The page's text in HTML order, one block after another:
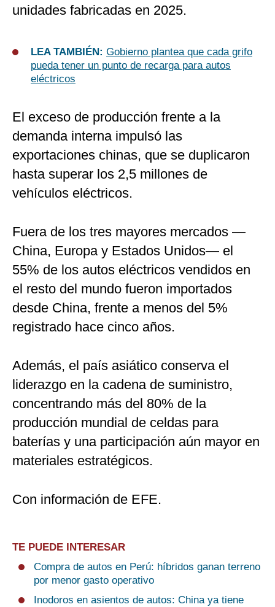
unidades fabricadas en 2025.
LEA TAMBIÉN: Gobierno plantea que cada grifo
pueda tener un punto de recarga para autos
eléctricos
El exceso de producción frente a la
demanda interna impulsó las
exportaciones chinas, que se duplicaron
hasta superar los 2,5 millones de
vehículos eléctricos.
Fuera de los tres mayores mercados —
China, Europa y Estados Unidos— el
55% de los autos eléctricos vendidos en
el resto del mundo fueron importados
desde China, frente a menos del 5%
registrado hace cinco años.
Además, el país asiático conserva el
liderazgo en la cadena de suministro,
concentrando más del 80% de la
producción mundial de celdas para
baterías y una participación aún mayor en
materiales estratégicos.
Con información de EFE.
TE PUEDE INTERESAR
Compra de autos en Perú: híbridos ganan terreno
por menor gasto operativo
Inodoros en asientos de autos: China ya tiene